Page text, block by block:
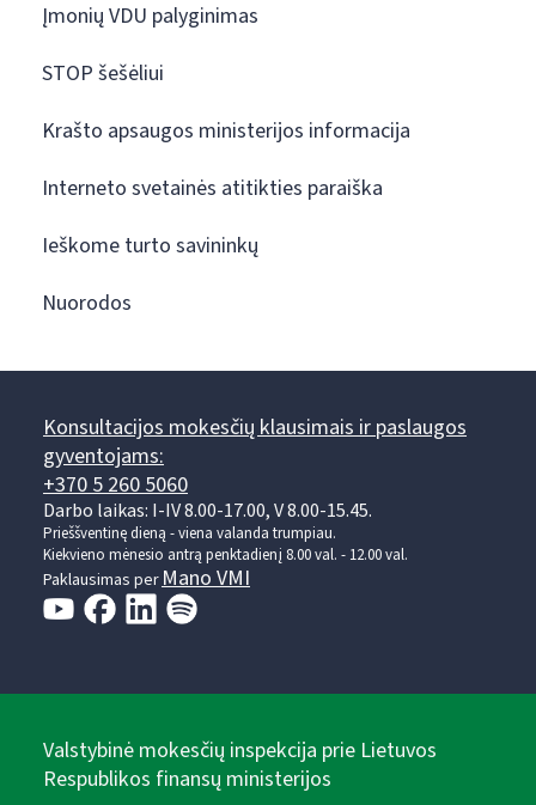
Įmonių VDU palyginimas
STOP šešėliui
Krašto apsaugos ministerijos informacija
Interneto svetainės atitikties paraiška
Ieškome turto savininkų
Nuorodos
Konsultacijos mokesčių klausimais ir paslaugos
gyventojams:
+370 5 260 5060
Darbo laikas: I-IV 8.00-17.00, V 8.00-15.45.
Prieššventinę dieną - viena valanda trumpiau.
Kiekvieno mėnesio antrą penktadienį 8.00 val. - 12.00 val.
Paklausimas perMano VMI
Valstybinė mokesčių inspekcija prie Lietuvos
Respublikos finansų ministerijos